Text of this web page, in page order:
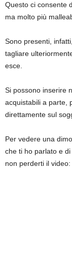
Questo ci consente
ma molto più
Sono presenti,
tagliare
esce.
Si possono inserire
acquistabili a parte,
direttamente sul
Per vedere una
che ti ho parlato e
non perderti il video: